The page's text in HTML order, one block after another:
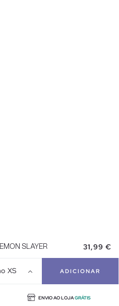
SLAYER 31,99 €
XS ADICIONAR
ENVIO AO LOJAGRÁTIS